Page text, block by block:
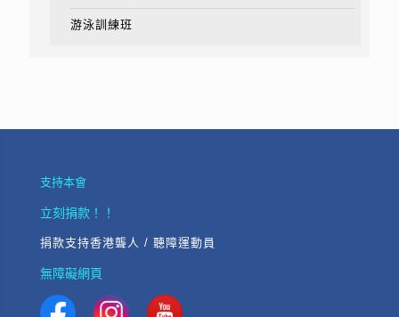
游泳訓練班
支持本會
立刻捐款！！
捐款支持香港聾人 / 聽障運動員
無障礙網頁